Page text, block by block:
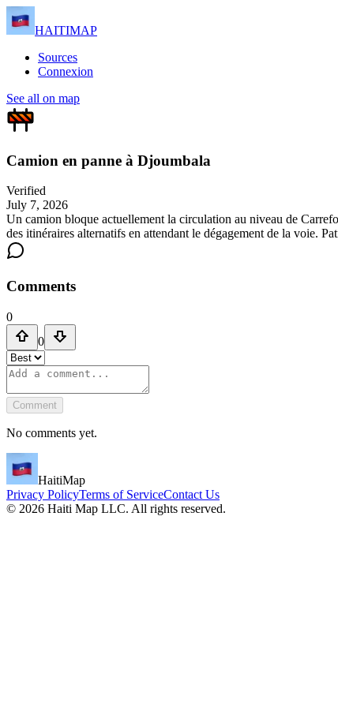
HAITIMAP
Sources
Connexion
See all on map
Camion en panne à Djoumbala
Verified
July 7, 2026
Un camion bloque actuellement la circulation au niveau de
des itinéraires alternatifs en attendant le dégagement de la voie.
Comments
0
0
Comment
No comments yet.
HaitiMap
Privacy PolicyTerms of ServiceContact Us
© 2026 Haiti Map LLC. All rights reserved.